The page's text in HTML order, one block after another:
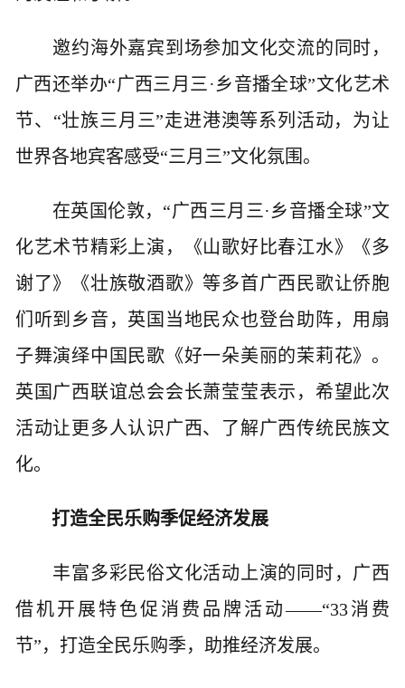
邀约海外嘉宾到场参加文化交流的同时，
广西还举办“广西三月三·乡音播全球”文化艺术
节、“壮族三月三”走进港澳等系列活动，为让
世界各地宾客感受“三月三”文化氛围。
在英国伦敦，“广西三月三·乡音播全球”文
化艺术节精彩上演，《山歌好比春江水》《多
谢了》《壮族敬酒歌》等多首广西民歌让侨胞
们听到乡音，英国当地民众也登台助阵，用扇
子舞演绎中国民歌《好一朵美丽的茉莉花》。
英国广西联谊总会会长萧莹莹表示，希望此次
活动让更多人认识广西、了解广西传统民族文
化。
打造全民乐购季促经济发展
丰富多彩民俗文化活动上演的同时，广西
借机开展特色促消费品牌活动——“33消费
节”，打造全民乐购季，助推经济发展。